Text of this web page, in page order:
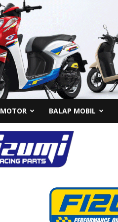
BALAP MOBIL